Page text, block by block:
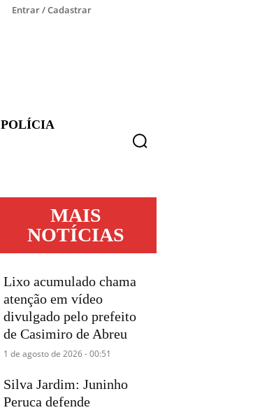
Entrar / Cadastrar
POLÍCIA
MAIS
NOTÍCIAS
Lixo acumulado chama
atenção em vídeo
divulgado pelo prefeito
de Casimiro de Abreu
1 de agosto de 2026 - 00:51
Silva Jardim: Juninho
Peruca defende